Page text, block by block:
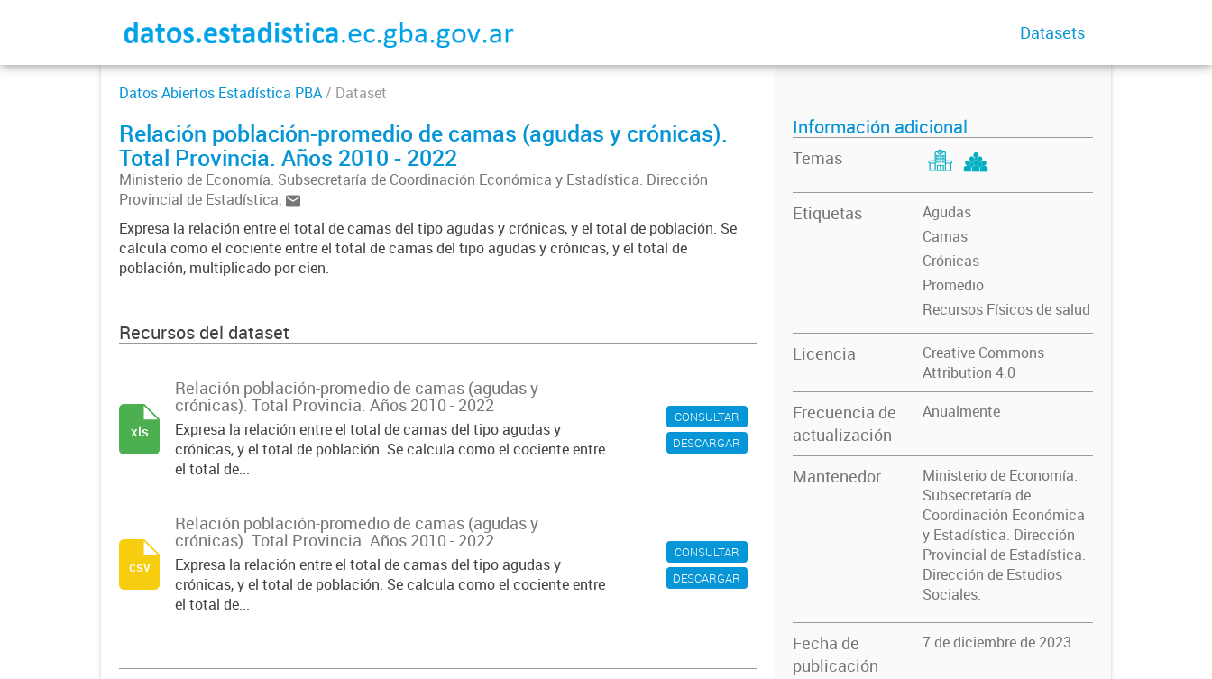
Datasets
Datos Abiertos Estadística PBA/ Dataset
Relación población-promedio de camas (agudas y crónicas).
Total Provincia. Años 2010 - 2022
Ministerio de Economía. Subsecretaría de Coordinación Económica y Estadística. Dirección
Provincial de Estadística.
Expresa la relación entre el total de camas del tipo agudas y crónicas, y el total de población. Se
calcula como el cociente entre el total de camas del tipo agudas y crónicas, y el total de
población, multiplicado por cien.
Recursos del dataset
CONSULTAR
DESCARGAR
Relación población-promedio de camas (agudas y
crónicas). Total Provincia. Años 2010 - 2022
Expresa la relación entre el total de camas del tipo agudas y
crónicas, y el total de población. Se calcula como el cociente entre
el total de...
xls
CONSULTAR
DESCARGAR
Relación población-promedio de camas (agudas y
crónicas). Total Provincia. Años 2010 - 2022
Expresa la relación entre el total de camas del tipo agudas y
crónicas, y el total de población. Se calcula como el cociente entre
el total de...
csv
Información adicional
Temas
Etiquetas
Agudas
Camas
Crónicas
Promedio
Recursos Físicos de salud
Licencia
Creative Commons
Attribution 4.0
Frecuencia de
actualización
Anualmente
Mantenedor
Ministerio de Economía.
Subsecretaría de
Coordinación Económica
y Estadística. Dirección
Provincial de Estadística.
Dirección de Estudios
Sociales.
Fecha de
publicación
7 de diciembre de 2023